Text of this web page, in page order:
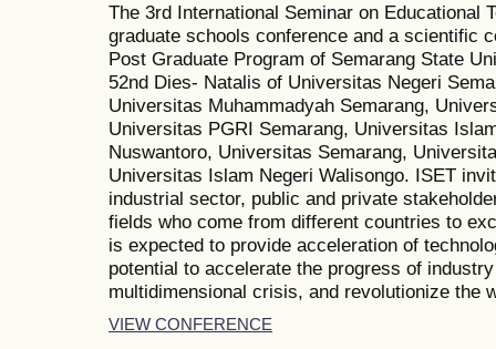
The 3rd International Seminar on Educational
graduate schools conference and a scientific
Post Graduate Program of Semarang State
52nd Dies- Natalis of Universitas Negeri
Universitas Muhammadyah Semarang,
Universitas PGRI Semarang, Universitas
Nuswantoro, Universitas Semarang,
Universitas Islam Negeri Walisongo. ISET
industrial sector, public and private
fields who come from different countries to
is expected to provide acceleration of
potential to accelerate the progress of
multidimensional crisis, and revolutionize the
VIEW CONFERENCE